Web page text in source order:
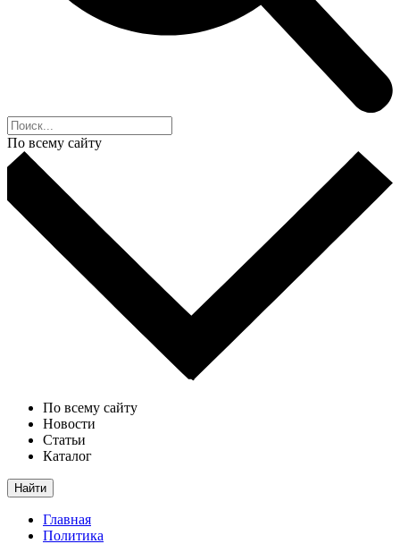
По всему сайту
По всему сайту
Новости
Статьи
Каталог
Найти
Главная
Политика